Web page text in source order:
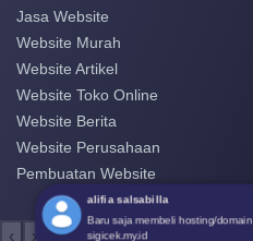
Jasa Website
Website Murah
Website Artikel
Website Toko Online
Website Berita
Website Perusahaan
Pembuatan Website
‹ ›
alifia salsabilla
Baru saja membeli hosting/domain